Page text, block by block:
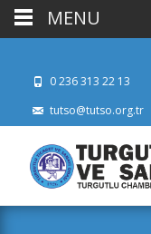
0 236 313 22 13
tutso@tutso.org.tr
MENU